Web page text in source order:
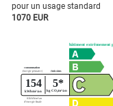
pour un usage standard
1070 EUR